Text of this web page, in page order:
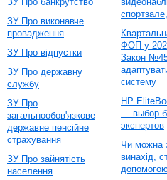
ЗУ Про виконавче
провадження
ЗУ Про відпустки
ЗУ Про державну
службу
ЗУ Про
загальнообов'язкове
державне пенсійне
страхування
ЗУ Про зайнятість
населення
ФОП у
Закон
систему
HP
— выбор
экспертов
Чи можна
винахід,